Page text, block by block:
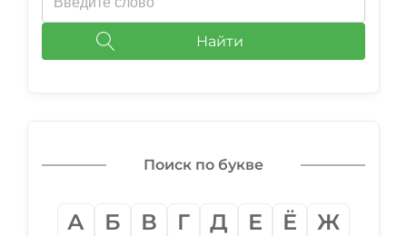
Найти
Поиск по букве
А Б В Г Д Е Ё
Ж